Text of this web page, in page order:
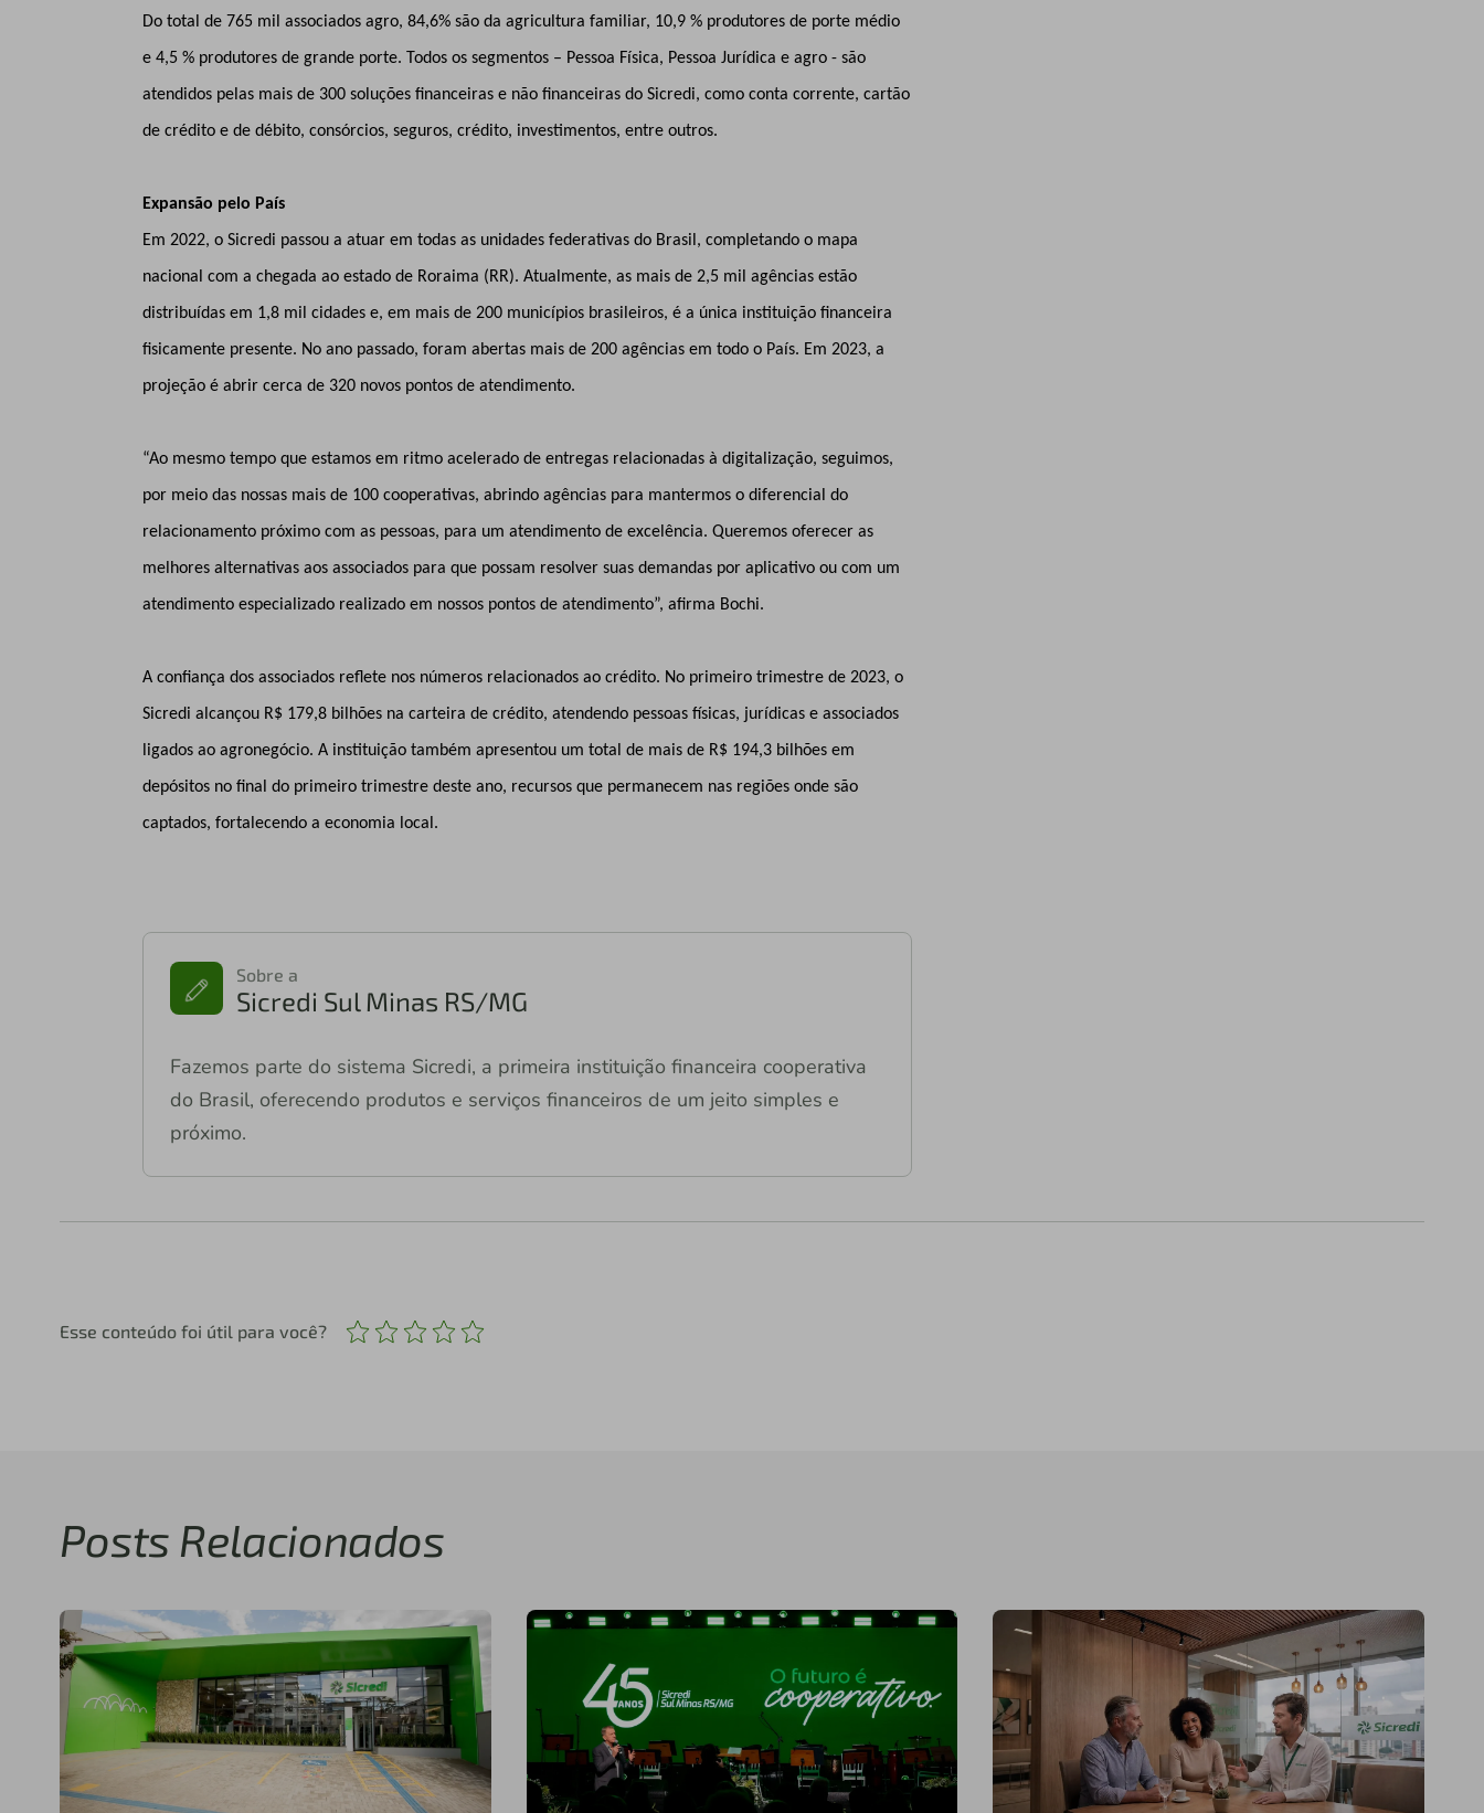
Do total de 765 mil associados agro, 84,6% são da agricultura familiar, 10,9 % produtores de porte médio
e 4,5 % produtores de grande porte. Todos os segmentos – Pessoa Física, Pessoa Jurídica e agro - são
atendidos pelas mais de 300 soluções financeiras e não financeiras do Sicredi, como conta corrente, cartão
de crédito e de débito, consórcios, seguros, crédito, investimentos, entre outros.
Expansão pelo País
Em 2022, o Sicredi passou a atuar em todas as unidades federativas do Brasil, completando o mapa
nacional com a chegada ao estado de Roraima (RR). Atualmente, as mais de 2,5 mil agências estão
distribuídas em 1,8 mil cidades e, em mais de 200 municípios brasileiros, é a única instituição financeira
fisicamente presente. No ano passado, foram abertas mais de 200 agências em todo o País. Em 2023, a
projeção é abrir cerca de 320 novos pontos de atendimento.
“Ao mesmo tempo que estamos em ritmo acelerado de entregas relacionadas à digitalização, seguimos,
por meio das nossas mais de 100 cooperativas, abrindo agências para mantermos o diferencial do
relacionamento próximo com as pessoas, para um atendimento de excelência. Queremos oferecer as
melhores alternativas aos associados para que possam resolver suas demandas por aplicativo ou com um
atendimento especializado realizado em nossos pontos de atendimento”, afirma Bochi.
A confiança dos associados reflete nos números relacionados ao crédito. No primeiro trimestre de 2023, o
Sicredi alcançou R$ 179,8 bilhões na carteira de crédito, atendendo pessoas físicas, jurídicas e associados
ligados ao agronegócio. A instituição também apresentou um total de mais de R$ 194,3 bilhões em
depósitos no final do primeiro trimestre deste ano, recursos que permanecem nas regiões onde são
captados, fortalecendo a economia local.
Sobre a
Sicredi Sul Minas RS/MG
Fazemos parte do sistema Sicredi, a primeira instituição financeira cooperativa
do Brasil, oferecendo produtos e serviços financeiros de um jeito simples e
próximo.
Esse conteúdo foi útil para você?
Posts Relacionados